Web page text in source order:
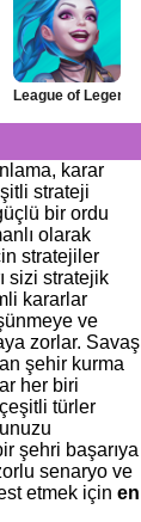
League of
karar
strateji
bir ordu
olarak
stratejiler
sizi stratejik
kararlar
ve
zorlar. Savaş
şehir kurma
her biri
türler
şehri başarıya
senaryo ve
etmek için en